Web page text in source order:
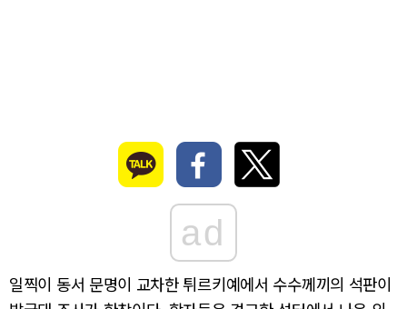
ad
일찍이 동서 문명이 교차한 튀르키예에서 수수께끼의 석판이